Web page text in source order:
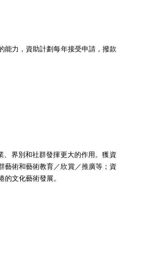
能力，資助計劃每年接受申請，撥款
界別和社群發揮更大的作用。獲資
藝術和藝術教育／欣賞／推廣等；資
文化藝術發展。